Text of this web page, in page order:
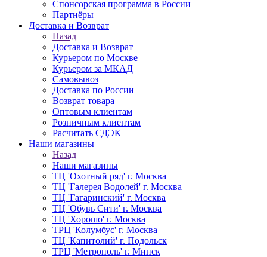
Спонсорская программа в России
Партнёры
Доставка и Возврат
Назад
Доставка и Возврат
Курьером по Москве
Курьером за МКАД
Самовывоз
Доставка по России
Возврат товара
Оптовым клиентам
Розничным клиентам
Расчитать СДЭК
Наши магазины
Назад
Наши магазины
ТЦ 'Охотный ряд' г. Москва
ТЦ 'Галерея Водолей' г. Москва
ТЦ 'Гагаринский' г. Москва
ТЦ 'Обувь Сити' г. Москва
ТЦ 'Хорошо' г. Москва
ТРЦ 'Колумбус' г. Москва
ТЦ 'Капитолий' г. Подольск
ТРЦ 'Метрополь' г. Минск